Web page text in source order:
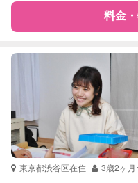
料金
特徴 料金 レビュ
サポートの特徴
資格
受験対策
東京都渋谷区在住 3歳2ヶ月